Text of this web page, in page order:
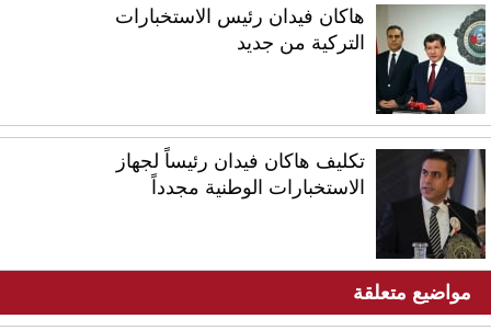
هاكان فيدان رئيس الاستخبارات
التركية من جديد
تكليف هاكان فيدان رئيساً لجهاز
الاستخبارات الوطنية مجدداً
مواضيع متعلقة